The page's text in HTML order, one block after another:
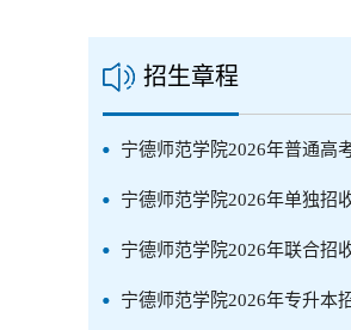
招生章程
宁德师范学院2026年普通高
宁德师范学院2026年单独招
宁德师范学院2026年联合招
宁德师范学院2026年专升本